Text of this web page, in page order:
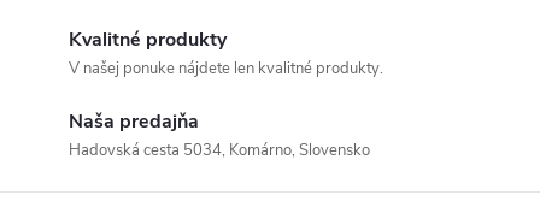
Kvalitné produkty
V našej ponuke nájdete len kvalitné produkty.
Naša predajňa
Hadovská cesta 5034, Komárno, Slovensko